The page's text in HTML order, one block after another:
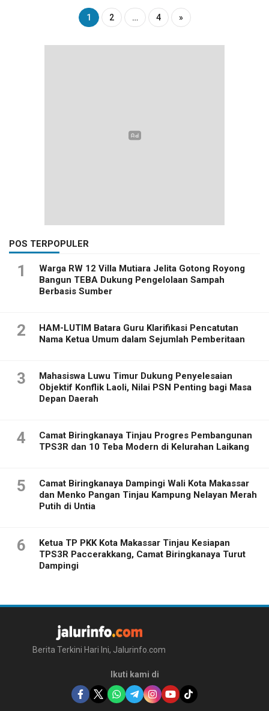
1 2 … 4 »
POS TERPOPULER
1
Warga RW 12 Villa Mutiara Jelita Gotong Royong
Bangun TEBA Dukung Pengelolaan Sampah
Berbasis Sumber
2
HAM-LUTIM Batara Guru Klarifikasi Pencatutan
Nama Ketua Umum dalam Sejumlah Pemberitaan
3
Mahasiswa Luwu Timur Dukung Penyelesaian
Objektif Konflik Laoli, Nilai PSN Penting bagi Masa
Depan Daerah
4
Camat Biringkanaya Tinjau Progres Pembangunan
TPS3R dan 10 Teba Modern di Kelurahan Laikang
5
Camat Biringkanaya Dampingi Wali Kota Makassar
dan Menko Pangan Tinjau Kampung Nelayan Merah
Putih di Untia
6
Ketua TP PKK Kota Makassar Tinjau Kesiapan
TPS3R Paccerakkang, Camat Biringkanaya Turut
Dampingi
Berita Terkini Hari Ini, Jalurinfo.com
Ikuti kami di